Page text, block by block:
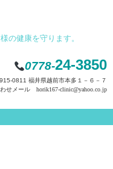
の健康を守ります。
0778-24-3850
0811 福井県越前市本多１－６－７
せメール horik167-clinic@yahoo.co.jp